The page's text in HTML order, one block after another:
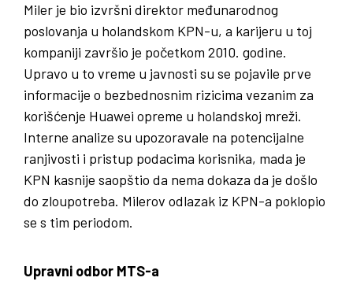
Miler je bio izvršni direktor međunarodnog
poslovanja u holandskom KPN-u, a karijeru u toj
kompaniji završio je početkom 2010. godine.
Upravo u to vreme u javnosti su se pojavile prve
informacije o bezbednosnim rizicima vezanim za
korišćenje Huawei opreme u holandskoj mreži.
Interne analize su upozoravale na potencijalne
ranjivosti i pristup podacima korisnika, mada je
KPN kasnije saopštio da nema dokaza da je došlo
do zloupotreba. Milerov odlazak iz KPN-a poklopio
se s tim periodom.
Upravni odbor MTS-a